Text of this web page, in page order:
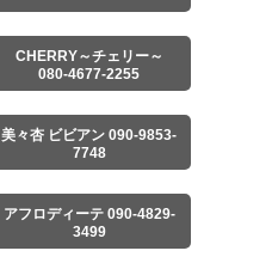
CHERRY～チェリー～
080-4677-2255
美々杏 ビビアン 090-9853-
7748
アフロディーテ 090-4829-
3499